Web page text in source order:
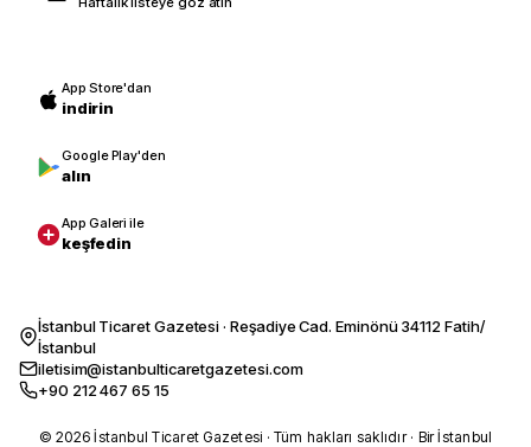
App Store'dan
indirin
Google Play'den
alın
App Galeri ile
keşfedin
İstanbul Ticaret Gazetesi · Reşadiye Cad. Eminönü 34112 Fatih/
İstanbul
iletisim@istanbulticaretgazetesi.com
+90 212 467 65 15
© 2026 İstanbul Ticaret Gazetesi · Tüm hakları saklıdır · Bir İstanbul